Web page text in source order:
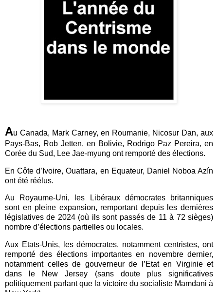
Au Canada, Mark Carney, en Roumanie, Nicosur Dan, aux
Pays-Bas, Rob Jetten, en Bolivie, Rodrigo Paz Pereira, en
Corée du Sud, Lee Jae-myung ont remporté des élections.
En Côte d’Ivoire, Ouattara, en Equateur, Daniel Noboa Azín
ont été réélus.
Au Royaume-Uni, les Libéraux démocrates britanniques
sont en pleine expansion, remportant depuis les dernières
législatives de 2024 (où ils sont passés de 11 à 72 sièges)
nombre d’élections partielles ou locales.
Aux Etats-Unis, les démocrates, notamment centristes, ont
remporté des élections importantes en novembre dernier,
notamment celles de gouverneur de l’Etat en Virginie et
dans le New Jersey (sans doute plus significatives
politiquement parlant que la victoire du socialiste Mamdani à